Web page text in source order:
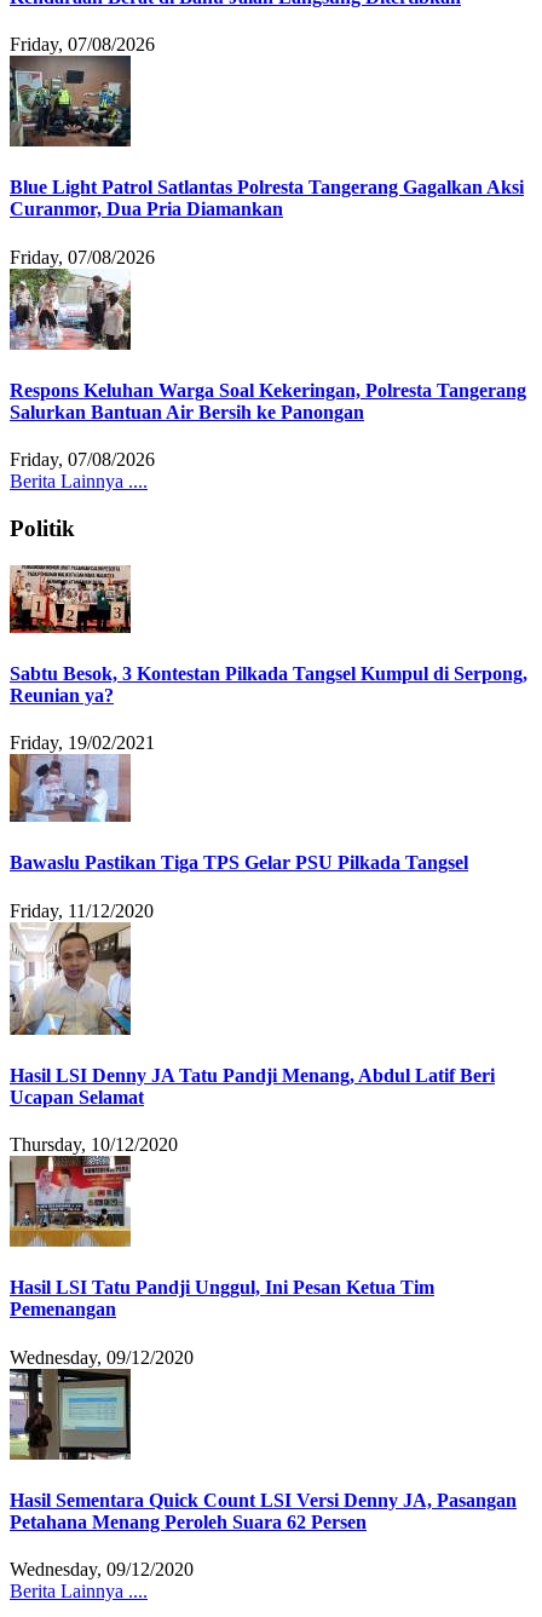
Friday, 07/08/2026
Blue Light Patrol Satlantas Polresta Tangerang Gagalkan Aksi
Curanmor, Dua Pria Diamankan
Friday, 07/08/2026
Respons Keluhan Warga Soal Kekeringan, Polresta Tangerang
Salurkan Bantuan Air Bersih ke Panongan
Friday, 07/08/2026
Berita Lainnya ....
Politik
Sabtu Besok, 3 Kontestan Pilkada Tangsel Kumpul di Serpong,
Reunian ya?
Friday, 19/02/2021
Bawaslu Pastikan Tiga TPS Gelar PSU Pilkada Tangsel
Friday, 11/12/2020
Hasil LSI Denny JA Tatu Pandji Menang, Abdul Latif Beri
Ucapan Selamat
Thursday, 10/12/2020
Hasil LSI Tatu Pandji Unggul, Ini Pesan Ketua Tim
Pemenangan
Wednesday, 09/12/2020
Hasil Sementara Quick Count LSI Versi Denny JA, Pasangan
Petahana Menang Peroleh Suara 62 Persen
Wednesday, 09/12/2020
Berita Lainnya ....